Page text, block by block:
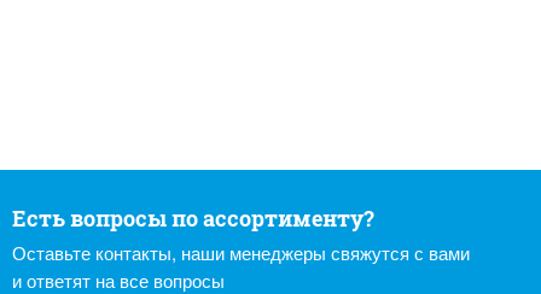
Есть вопросы по ассортименту?
Оставьте контакты, наши менеджеры свяжутся с вами
и ответят на все вопросы